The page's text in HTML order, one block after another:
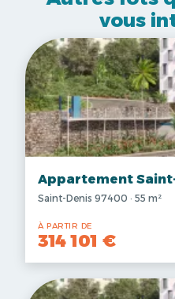
vous
Appartement Saint-
Saint-Denis 97400 · 55 m²
À PARTIR DE
314 101 €